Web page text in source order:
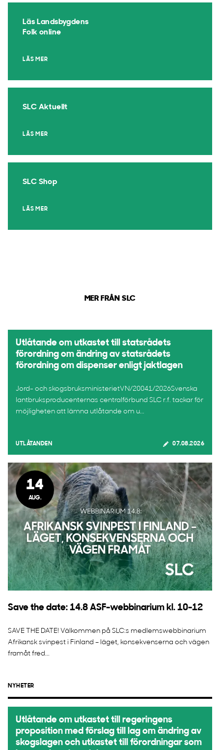
Läs Landsbygdens
Folk online
LÄS MER
SLC Aktuellt
LÄS MER
SLC Shop
LÄS MER
MER FRÅN SLC
Utlåtande om utkastet till statsrådets
förordning om ändring av statsrådets
förordning om dispenser enligt jaktlagen
Jord- och skogsbruksministerietVN/20041/2026Svenska
lantbruksproducenternas centralförbund SLC r.f. tackar för
möjligheten att lämna utlåtande om u...
UTLÅTANDEN 07.08.2026
14
AUG.
Save the date: 14.8 ASF-webbinarium kl. 10-12
SAVE THE DATE! Välkommen på SLC:s medlemswebbinarium
Afrikansk svinpest i Finland – läget, konsekvenserna och vägen
framåt fred...
NYHETER
Utlåtande om utkastet till regeringens
proposition med förslag till lag om ändring av
skogslagen och utkastet till förordningar som